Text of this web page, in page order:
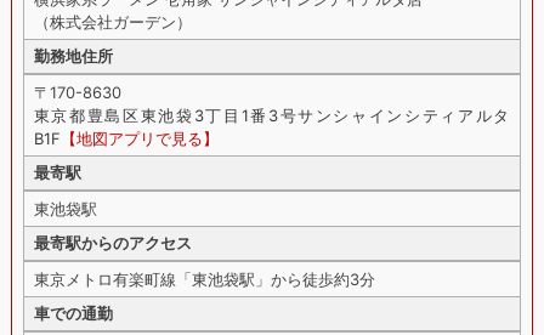
（株式会社ガーデン）
勤務地住所
〒170-8630
東京都豊島区東池袋3丁目1番3号サンシャインシティアルタ
B1F 【地図アプリで見る】
最寄駅
東池袋駅
最寄駅からのアクセス
東京メトロ有楽町線「東池袋駅」から徒歩約3分
車での通勤